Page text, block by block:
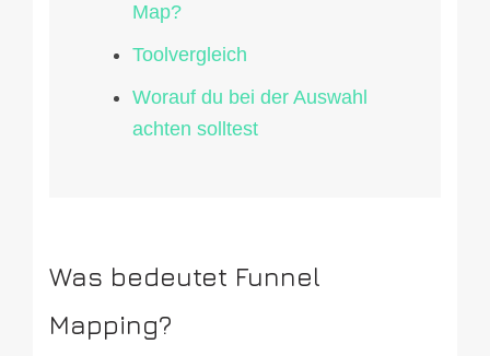
Map?
Toolvergleich
Worauf du bei der Auswahl
achten solltest
Was bedeutet Funnel
Mapping?